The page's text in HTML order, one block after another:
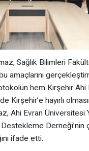
Sağlık Bilimleri
amaçlarını
hem Kırşehir Ahi
Kırşehir’e hayırlı
Ahi Evran Üniversitesi
Derneği’nin
ifade etti.